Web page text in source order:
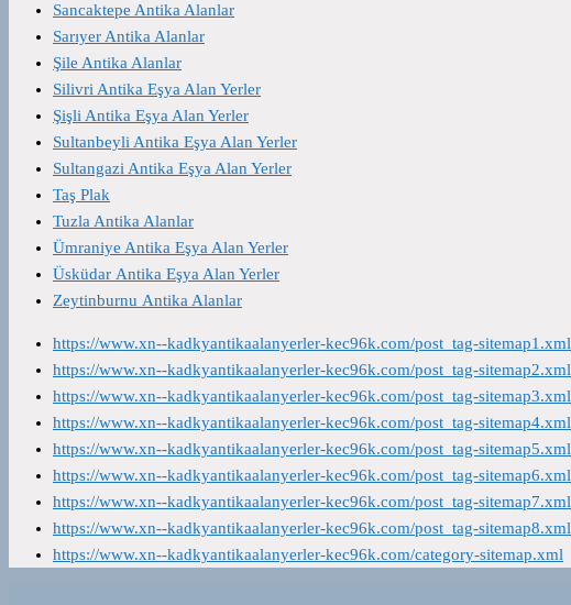
Sancaktepe Antika Alanlar
Sarıyer Antika Alanlar
Şile Antika Alanlar
Silivri Antika Eşya Alan Yerler
Şişli Antika Eşya Alan Yerler
Sultanbeyli Antika Eşya Alan Yerler
Sultangazi Antika Eşya Alan Yerler
Taş Plak
Tuzla Antika Alanlar
Ümraniye Antika Eşya Alan Yerler
Üsküdar Antika Eşya Alan Yerler
Zeytinburnu Antika Alanlar
https://www.xn--kadkyantikaalanyerler-kec96k.com/post_tag-sitemap1.xml
https://www.xn--kadkyantikaalanyerler-kec96k.com/post_tag-sitemap2.xml
https://www.xn--kadkyantikaalanyerler-kec96k.com/post_tag-sitemap3.xml
https://www.xn--kadkyantikaalanyerler-kec96k.com/post_tag-sitemap4.xml
https://www.xn--kadkyantikaalanyerler-kec96k.com/post_tag-sitemap5.xml
https://www.xn--kadkyantikaalanyerler-kec96k.com/post_tag-sitemap6.xml
https://www.xn--kadkyantikaalanyerler-kec96k.com/post_tag-sitemap7.xml
https://www.xn--kadkyantikaalanyerler-kec96k.com/post_tag-sitemap8.xml
https://www.xn--kadkyantikaalanyerler-kec96k.com/category-sitemap.xml